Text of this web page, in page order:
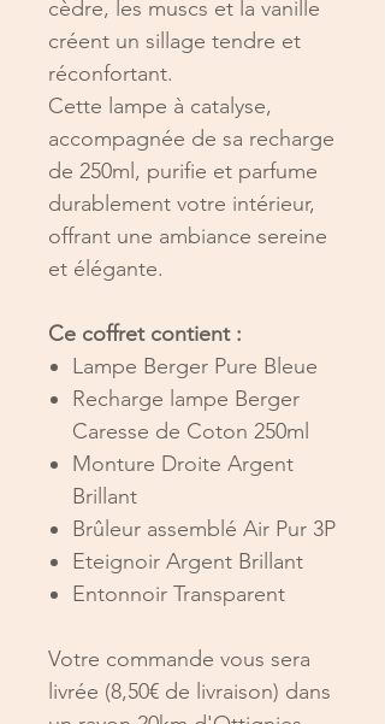
cèdre, les muscs et la vanille
créent un sillage tendre et
réconfortant.
Cette lampe à catalyse,
accompagnée de sa recharge
de 250ml, purifie et parfume
durablement votre intérieur,
offrant une ambiance sereine
et élégante.
Ce coffret contient :
Lampe Berger Pure Bleue
Recharge lampe Berger
Caresse de Coton 250ml
Monture Droite Argent
Brillant
Brûleur assemblé Air Pur 3P
Eteignoir Argent Brillant
Entonnoir Transparent
Votre commande vous sera
livrée (8,50€ de livraison) dans